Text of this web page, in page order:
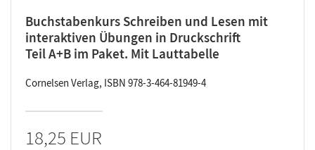
Buchstabenkurs Schreiben und Lesen mit
interaktiven Übungen in Druckschrift
Teil A+B im Paket. Mit Lauttabelle
Cornelsen Verlag, ISBN 978-3-464-81949-4
18,25 EUR